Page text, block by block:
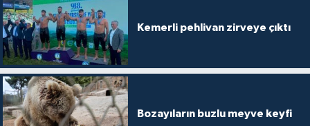
Kemerli pehlivan zirveye çıktı
Bozayıların buzlu meyve keyfi